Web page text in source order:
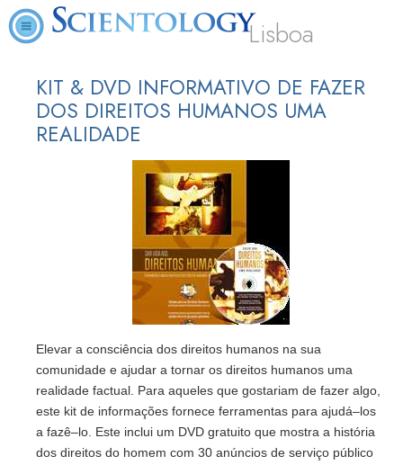
Lisboa
KIT & DVD INFORMATIVO DE FAZER
DOS DIREITOS HUMANOS UMA
REALIDADE
Elevar a consciência dos direitos humanos na sua
comunidade e ajudar a tornar os direitos humanos uma
realidade factual. Para aqueles que gostariam de fazer algo,
este kit de informações fornece ferramentas para ajudá–los
a fazê–lo. Este inclui um DVD gratuito que mostra a história
dos direitos do homem com 30 anúncios de serviço público